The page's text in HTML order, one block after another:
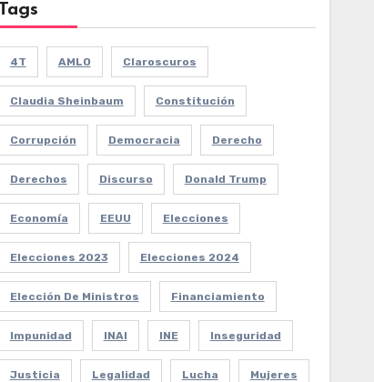
Tags
4T AMLO Claroscuros
Claudia Sheinbaum Constitución
Corrupción Democracia Derecho
Derechos Discurso Donald Trump
Economía EEUU Elecciones
Elecciones 2023 Elecciones 2024
Elección De Ministros Financiamiento
Impunidad INAI INE Inseguridad
Justicia Legalidad Lucha Mujeres